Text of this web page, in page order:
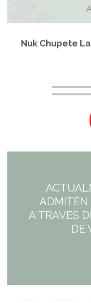
Nuk Chupete
ADMITEN
A TRAVES
DE